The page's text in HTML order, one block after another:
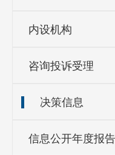
内设机构
咨询投诉受理
决策信息
信息公开年度报告